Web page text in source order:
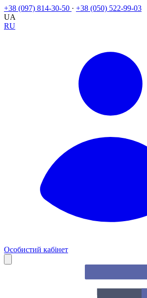
+38 (097) 814-30-50 · +38 (050) 522-99-03
UA
RU
Особистий кабінет